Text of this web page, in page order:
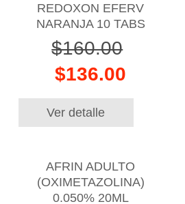
REDOXON EFERV
NARANJA 10 TABS
$160.00
$136.00
Ver detalle
AFRIN ADULTO
(OXIMETAZOLINA)
0.050% 20ML